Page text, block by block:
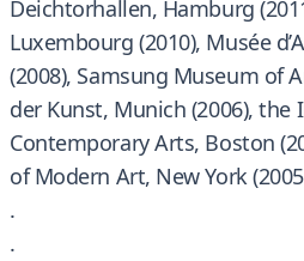
Deichtorhallen, Hamburg
Luxembourg (2010), Musée
(2008), Samsung Museum of
der Kunst, Munich (2006),
Contemporary Arts, Boston
of Modern Art, New York
.
.